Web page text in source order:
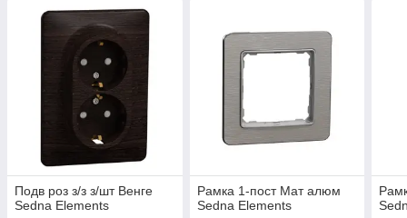
Подв роз з/з з/шт Венге
Sedna Elements
Рамка 1-пост Мат алюм
Sedna Elements